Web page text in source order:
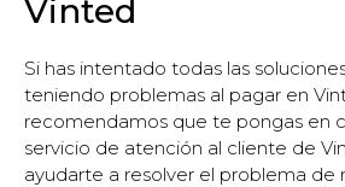
Vinted
Si has intentado todas las
teniendo problemas al pagar en
recomendamos que te pongas en
servicio de atención al cliente de
ayudarte a resolver el problema de